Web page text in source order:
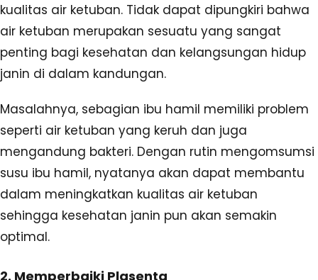
kualitas air ketuban. Tidak dapat dipungkiri bahwa
air ketuban merupakan sesuatu yang sangat
penting bagi kesehatan dan kelangsungan hidup
janin di dalam kandungan.
Masalahnya, sebagian ibu hamil memiliki problem
seperti air ketuban yang keruh dan juga
mengandung bakteri. Dengan rutin mengomsumsi
susu ibu hamil, nyatanya akan dapat membantu
dalam meningkatkan kualitas air ketuban
sehingga kesehatan janin pun akan semakin
optimal.
2. Memperbaiki Plasenta